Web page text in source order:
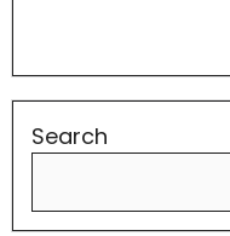
Search